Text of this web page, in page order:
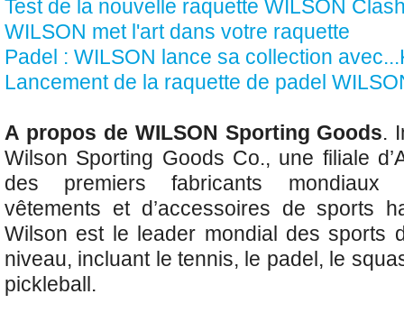
Test de la nouvelle raquette WILSON
WILSON met l'art dans votre raquette
Padel : WILSON lance sa collection
Lancement de la raquette de padel
A propos de WILSON Sporting Goods.
Wilson Sporting Goods Co., une filiale
des premiers fabricants mondiaux
vêtements et d’accessoires de sports
Wilson est le leader mondial des sports
niveau, incluant le tennis, le padel, le
pickleball.